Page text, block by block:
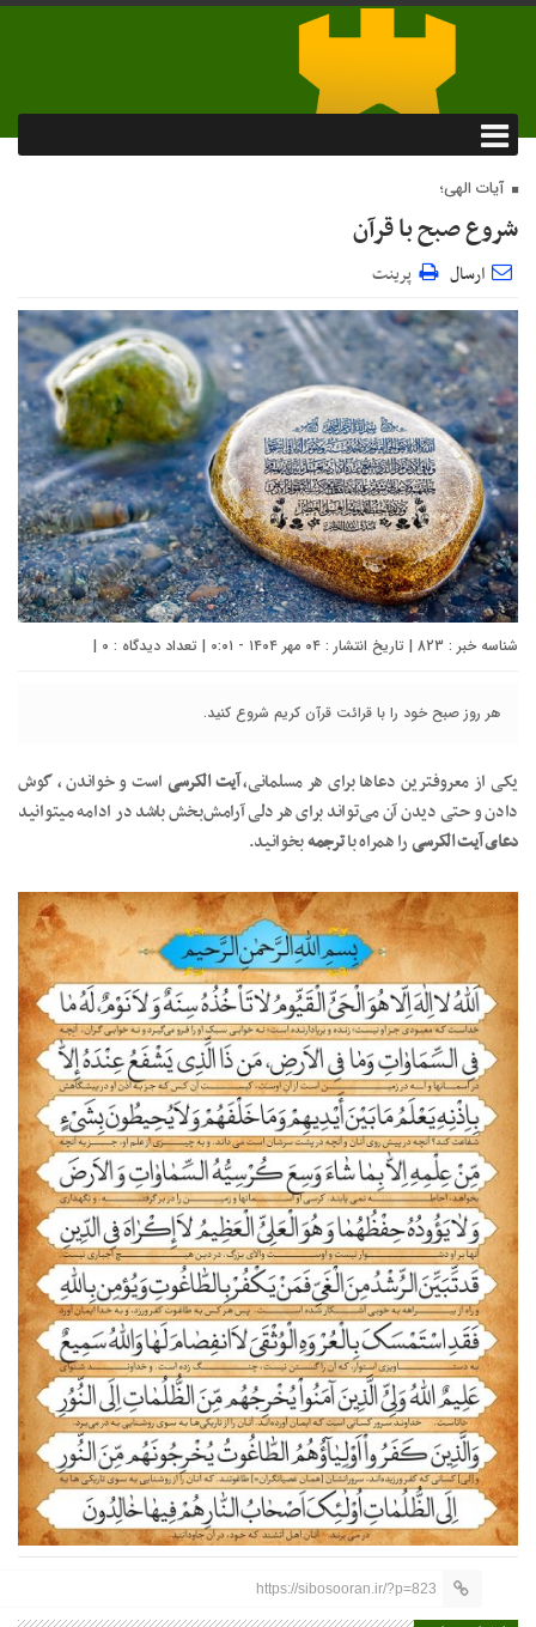
آیات الهی؛
شروع صبح با قرآن
ارسال پرینت
شناسه خبر : 823 | تاریخ انتشار : ۰۴ مهر ۱۴۰۴ - ۰:۰۱ | تعداد دیدگاه : ۰ |
هر روز صبح خود را با قرائت قرآن کریم شروع کنید.
یکی از معروفترین دعاها برای هر مسلمانی،آیت الکرسی است و خواندن ، گوش
دادن و حتی دیدن آن می‌تواند برای هر دلی آرامش‌بخش باشد در ادامه میتوانید
دعای آیت الکرسیرا همراه باترجمهبخوانید.
https://sibosooran.ir/?p=823